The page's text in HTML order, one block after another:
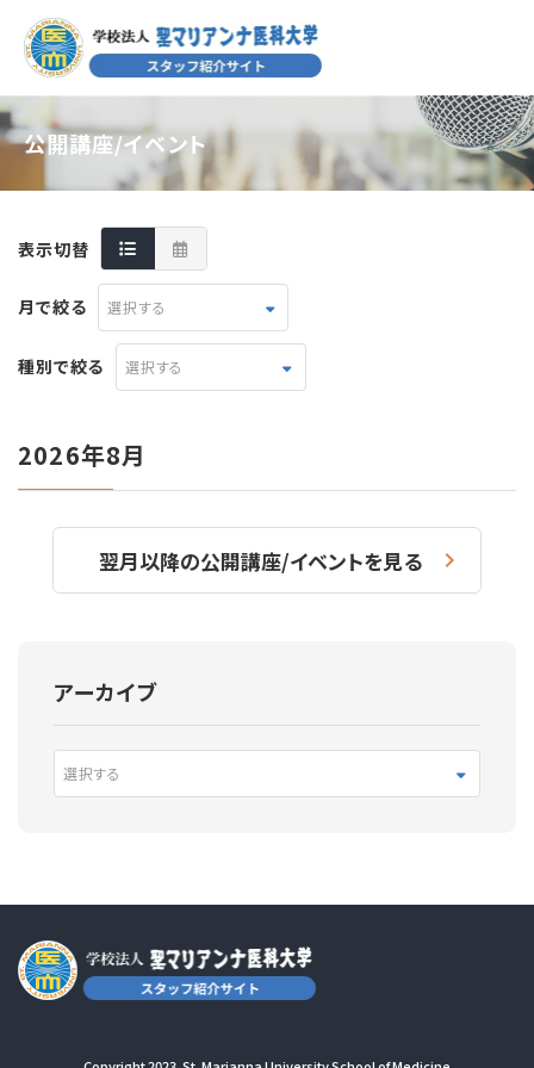
公開講座/イベント
表示切替
月で絞る 選択する
種別で絞る 選択する
2026年8月
翌月以降の公開講座/イベントを見る
アーカイブ
選択する